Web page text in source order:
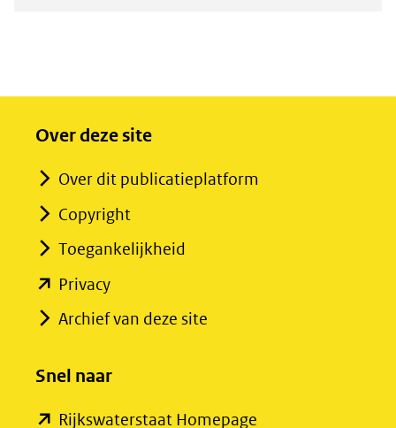
Over deze site
Over dit publicatieplatform
Copyright
Toegankelijkheid
Privacy(opent
in
venster)
Archief van deze site
Snel naar
Rijkswaterstaat Homepage